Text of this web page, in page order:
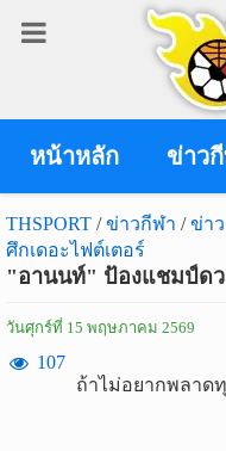
หน้าหลัก ข่าว
THSPORT / ข่าวกีฬา / ข่า
ศึกเดอะไฟต์เตอร์
"อานนท์" ป้องแชมป์ดว
วันศุกร์ที่ 15 พฤษภาคม 2569
107
ถ้าไม่อยากพลาด
เข้า
เข้าสู่ระบบ
เข้าสู่ระบบด้วย
สมัคร
สมาชิก